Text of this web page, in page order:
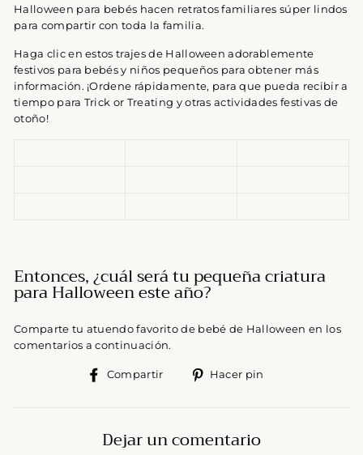
Halloween para bebés hacen retratos familiares súper lindos
para compartir con toda la familia.
Haga clic en estos trajes de Halloween adorablemente
festivos para bebés y niños pequeños para obtener más
información. ¡Ordene rápidamente, para que pueda recibir a
tiempo para Trick or Treating y otras actividades festivas de
otoño!
Entonces, ¿cuál será tu pequeña criatura
para Halloween este año?
Comparte tu atuendo favorito de bebé de Halloween en los
comentarios a continuación.
Compartir
CompartirHacer pin
Dejar un comentario